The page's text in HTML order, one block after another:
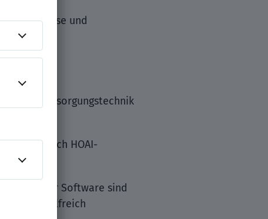
und
Versorgungstechnik
nach HOAI-
Software sind
sind hilfreich